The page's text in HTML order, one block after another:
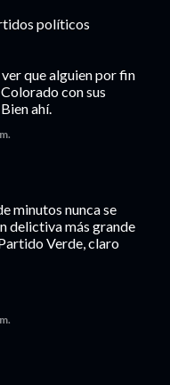
políticos
que alguien por fin
con sus
ahí.
minutos nunca se
delictiva más grande
Verde, claro